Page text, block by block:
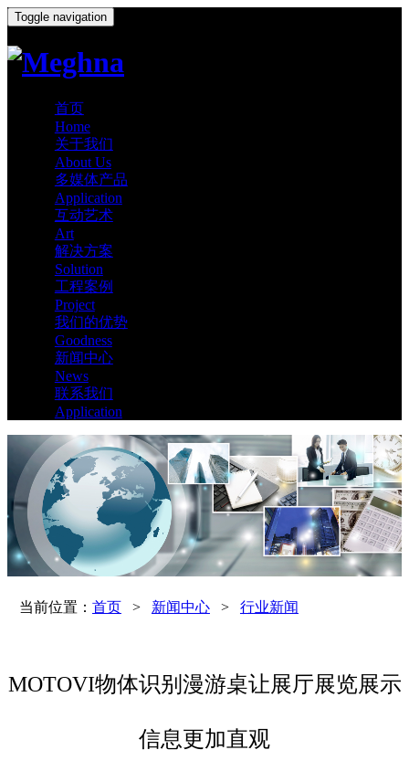
Toggle navigation
首页
Home
关于我们
About Us
多媒体产品
Application
互动艺术
Art
解决方案
Solution
工程案例
Project
我们的优势
Goodness
新闻中心
News
联系我们
Application
当前位置： 首页> 新闻中心> 行业新闻
MOTOVI物体识别漫游桌让展厅展览展示
信息更加直观